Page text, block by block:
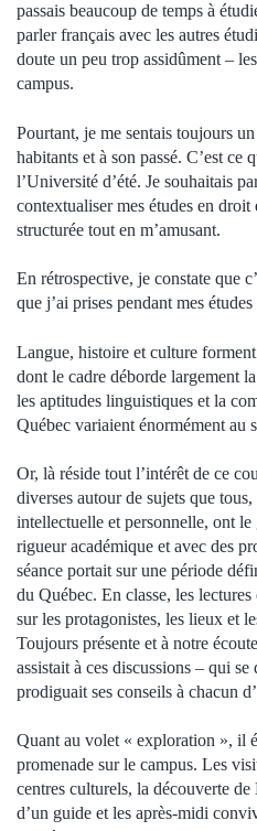
passais beaucoup de temps à
parler français avec les autres
doute un peu trop assidûment –
campus.
Pourtant, je me sentais toujours
habitants et à son passé. C’est ce
l’Université d’été. Je souhaitais
contextualiser mes études en
structurée tout en m’amusant.
En rétrospective, je constate que
que j’ai prises pendant mes
Langue, histoire et culture
dont le cadre déborde largement
les aptitudes linguistiques et la
Québec variaient énormément au
Or, là réside tout l’intérêt de ce
diverses autour de sujets que
intellectuelle et personnelle, ont
rigueur académique et avec des
séance portait sur une période
du Québec. En classe, les
sur les protagonistes, les lieux et
Toujours présente et à notre
assistait à ces discussions – qui
prodiguait ses conseils à chacun
Quant au volet « exploration », il
promenade sur le campus. Les
centres culturels, la découverte
d’un guide et les après-midi